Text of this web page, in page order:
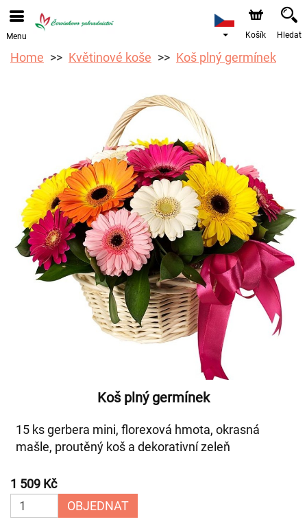
Objednávky přes e-shop přijímáme. Nejbližší možné
doručení je od 12.8.2026 z důvodu dovolené.
Menu Košík Hledat
Home Květinové koše Koš plný germínek
Koš plný germínek
15 ks gerbera mini, florexová hmota, okrasná
mašle, proutěný koš a dekorativní zeleň
1 509 Kč
OBJEDNAT